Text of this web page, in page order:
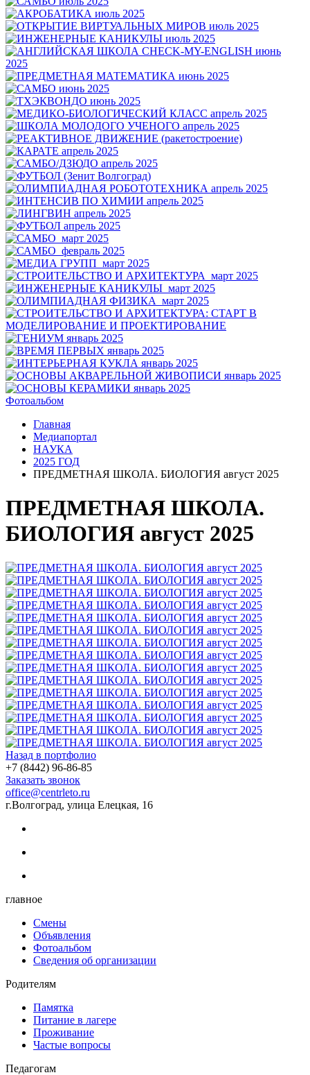
Фотоальбом
Главная
Медиапортал
НАУКА
2025 ГОД
ПРЕДМЕТНАЯ ШКОЛА. БИОЛОГИЯ август 2025
ПРЕДМЕТНАЯ ШКОЛА.
БИОЛОГИЯ август 2025
Назад в портфолио
+7 (8442) 96-86-85
Заказать звонок
office@centrleto.ru
г.Волгоград, улица Елецкая, 16
главное
Смены
Объявления
Фотоальбом
Сведения об организации
Родителям
Памятка
Питание в лагере
Проживание
Частые вопросы
Педагогам